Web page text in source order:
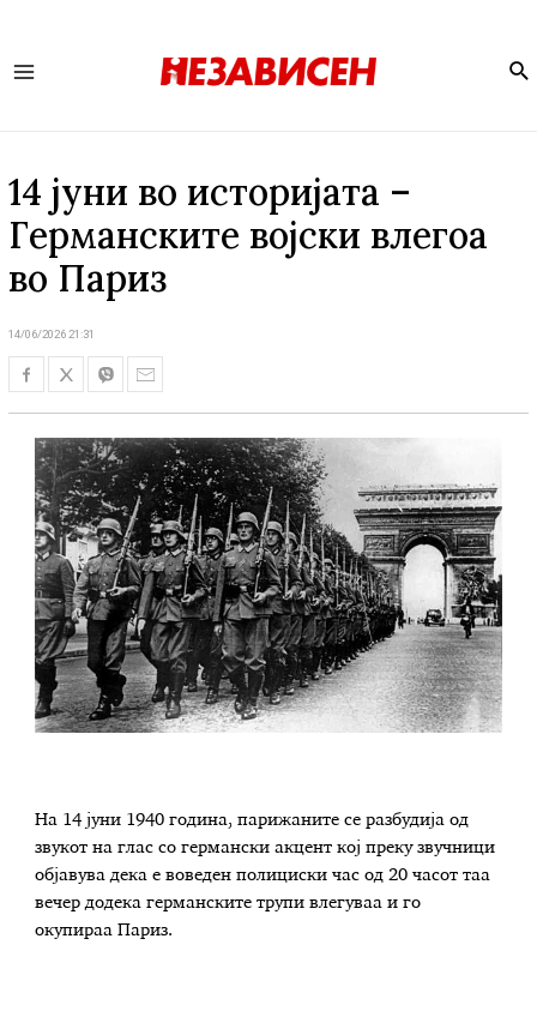
14 јуни во историјата –
Германските војски влегоа
во Париз
14/06/2026 21:31
На 14 јуни 1940 година, парижаните се разбудија од
звукот на глас со германски акцент кој преку звучници
објавува дека е воведен полициски час од 20 часот таа
вечер додека германските трупи влегуваа и го
окупираа Париз.